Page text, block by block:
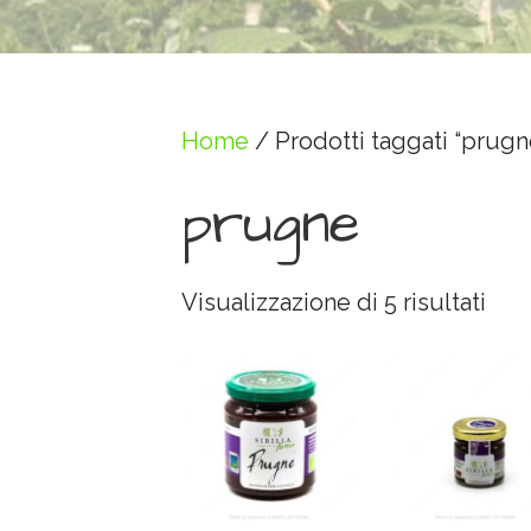
Home / Prodotti taggati
prugne
Visualizzazione di 5 risultati